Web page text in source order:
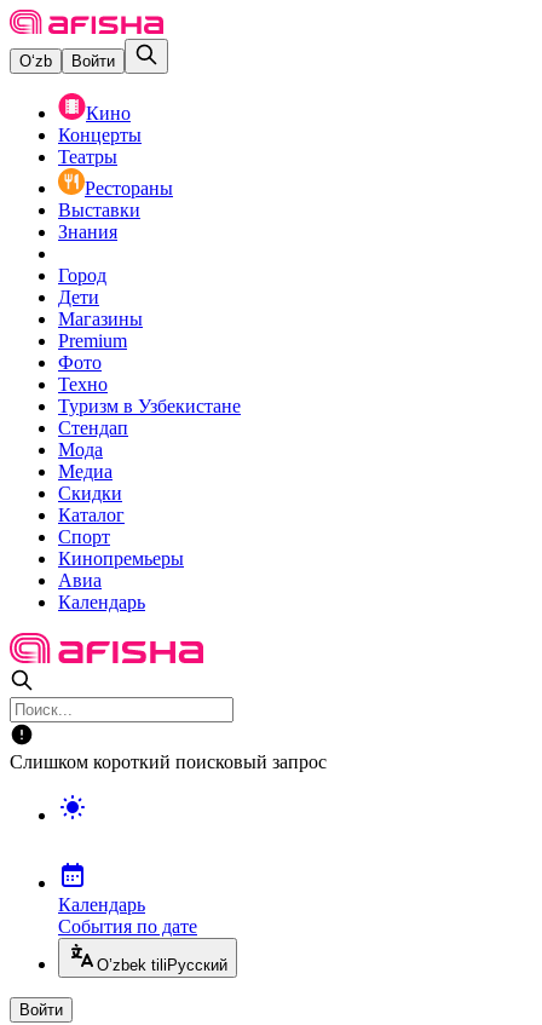
O‘zb Войти
Кино
Концерты
Театры
Рестораны
Выставки
Знания
Город
Дети
Магазины
Premium
Фото
Техно
Туризм в Узбекистане
Стендап
Мода
Медиа
Скидки
Каталог
Спорт
Кинопремьеры
Авиа
Календарь
Слишком короткий поисковый запрос
Календарь
События по дате
O’zbek tili Русский
Войти